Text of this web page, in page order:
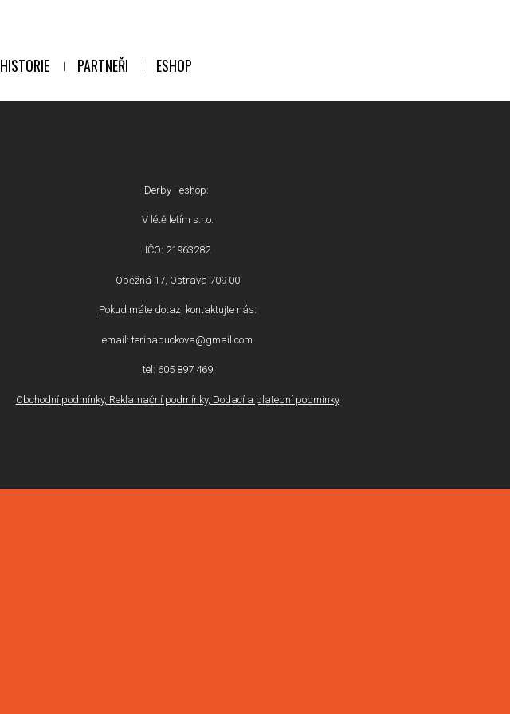
HISTORIE PARTNEŘI ESHOP
Derby - eshop:
V létě letím s.r.o.
IČO: 21963282
Oběžná 17, Ostrava 709 00
Pokud máte dotaz, kontaktujte nás:
email: terinabuckova@gmail.com
tel: 605 897 469
Obchodní podmínky, Reklamační podmínky, Dodací a platební podmínky